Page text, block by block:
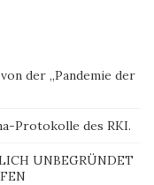
der „Pandemie der
Protokolle des RKI.
UNBEGRÜNDET